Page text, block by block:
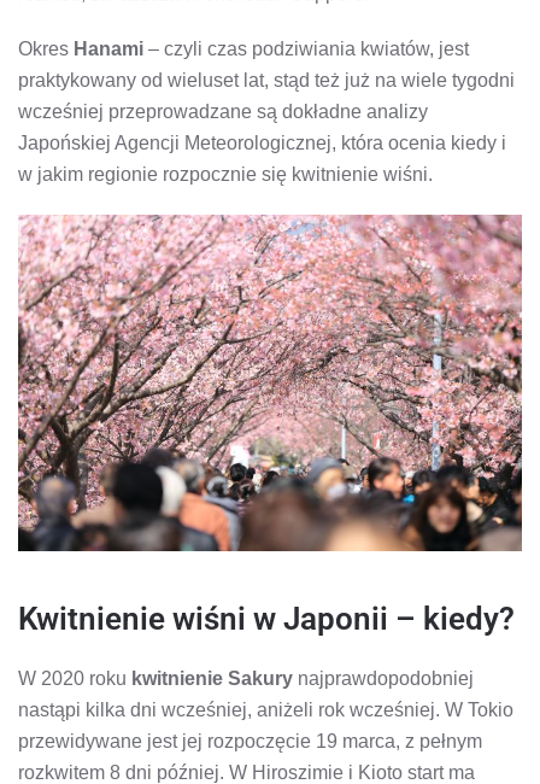
Okres Hanami – czyli czas podziwiania kwiatów, jest
praktykowany od wieluset lat, stąd też już na wiele tygodni
wcześniej przeprowadzane są dokładne analizy
Japońskiej Agencji Meteorologicznej, która ocenia kiedy i
w jakim regionie rozpocznie się kwitnienie wiśni.
Kwitnienie wiśni w Japonii – kiedy?
W 2020 roku kwitnienie Sakury najprawdopodobniej
nastąpi kilka dni wcześniej, aniżeli rok wcześniej. W Tokio
przewidywane jest jej rozpoczęcie 19 marca, z pełnym
rozkwitem 8 dni później. W Hiroszimie i Kioto start ma